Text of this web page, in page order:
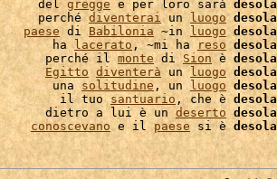
del gregge e per loro sarà
perché diventerai un luogo
paese di Babilonia ~in luogo
ha lacerato , ~mi ha reso
perché il monte di Sion è
Egitto diventerà un luogo
una solitudine , un luogo
il tuo santuario , che è
dietro a lui è un deserto
conoscevano e il paese si è